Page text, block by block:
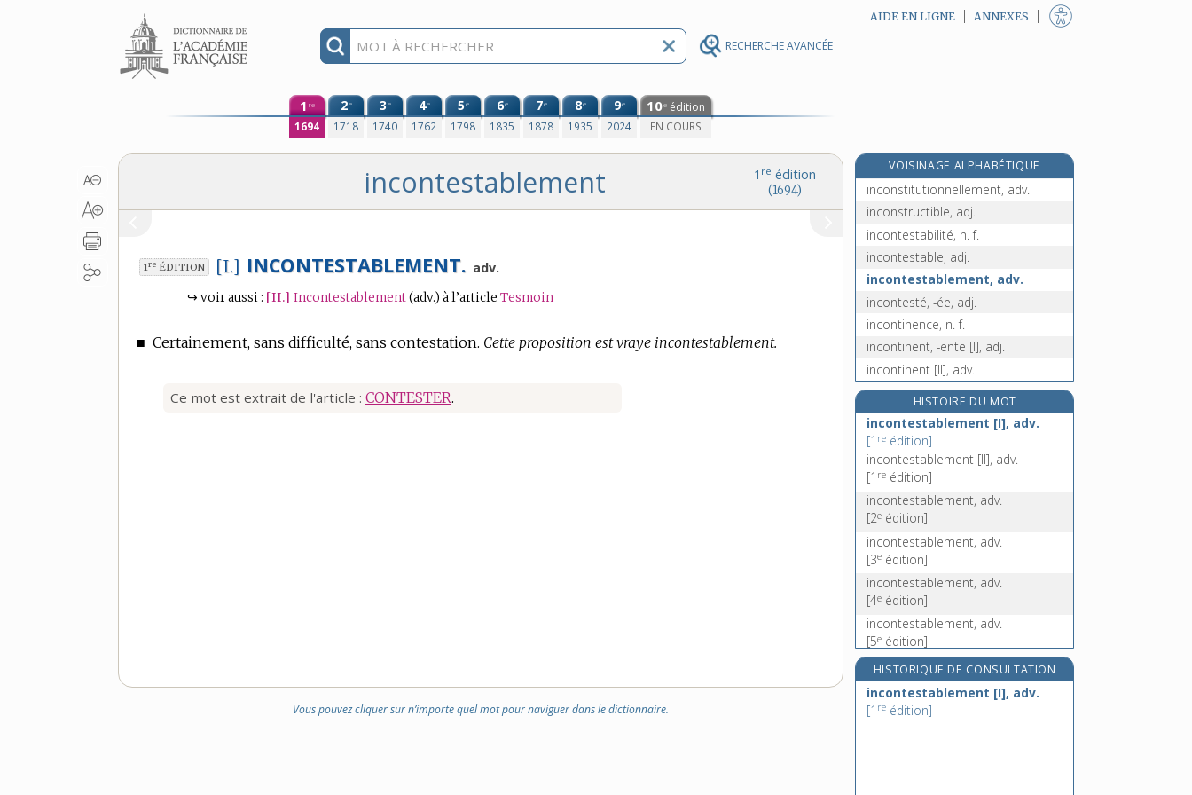
RECHERCHE AVANCÉE
Aller au contenu AIDE EN LIGNE ANNEXES
1 re
1694
2e
1718
3e
1740
4e
1762
5e
1798
6e
1835
7e
1878
8e
1935
9e
2024
10e édition
EN COURS
1 re édition
(1694)
incontestablement
1re ÉDITION [I.] INCONTESTABLEMENT. adv.
↪ voir aussi : [II.] Incontestablement(adv.) à l’article Tesmoin
■ Certainement, sans difficulté, sans contestation. Cette proposition est vraye incontestablement.
Ce mot est extrait de l'article : CONTESTER.
Vous pouvez cliquer sur n’importe quel mot pour naviguer dans le dictionnaire.
VOISINAGE ALPHABÉTIQUE
inconstitutionnel, -elle, adj.
inconstitutionnellement, adv.
inconstructible, adj.
incontestabilité, n. f.
incontestable, adj.
incontestablement, adv.
incontesté, -ée, adj.
incontinence, n. f.
incontinent, -ente [I], adj.
incontinent [II], adv.
incontournable, adj.
incontrôlable, adj.
incontrôlé, -ée, adj.
inconvenance, n. f.
inconvenant, -ante, adj.
HISTOIRE DU MOT
incontestablement [I], adv.
[1 re édition]
incontestablement [II], adv.
[1 re édition]
incontestablement, adv.
[2e édition]
incontestablement, adv.
[3e édition]
incontestablement, adv.
[4e édition]
incontestablement, adv.
[5e édition]
incontestablement, adv.
[6eédition]
incontestablement, adv.
HISTORIQUE DE CONSULTATION
incontestablement [I], adv.
[1 re édition]